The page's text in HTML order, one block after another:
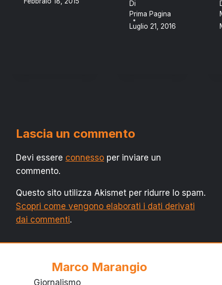
Di
Prima Pagina
Luglio 21, 2016
Lascia un commento
Devi essere connesso per inviare un
commento.
Questo sito utilizza Akismet per ridurre lo spam.
Scopri come vengono elaborati i dati derivati
dai commenti.
Marco Marangio
Giornalismo